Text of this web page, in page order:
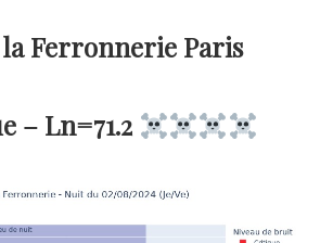
Ferronnerie Paris
– Ln=71.2